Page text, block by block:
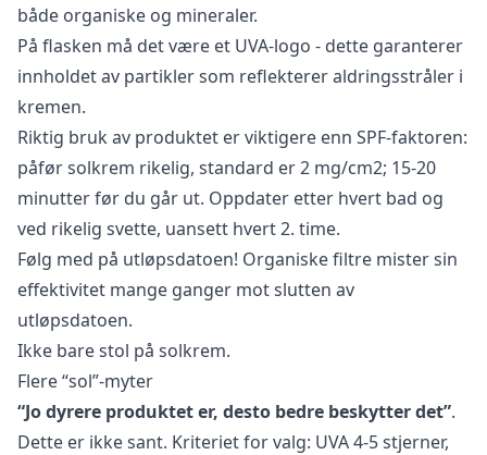
både organiske og mineraler.
På flasken må det være et UVA-logo - dette garanterer
innholdet av partikler som reflekterer aldringsstråler i
kremen.
Riktig bruk av produktet er viktigere enn SPF-faktoren:
påfør solkrem rikelig, standard er 2 mg/cm2; 15-20
minutter før du går ut. Oppdater etter hvert bad og
ved rikelig svette, uansett hvert 2. time.
Følg med på utløpsdatoen! Organiske filtre mister sin
effektivitet mange ganger mot slutten av
utløpsdatoen.
Ikke bare stol på solkrem.
Flere “sol”-myter
“Jo dyrere produktet er, desto bedre beskytter det”.
Dette er ikke sant. Kriteriet for valg: UVA 4-5 stjerner,